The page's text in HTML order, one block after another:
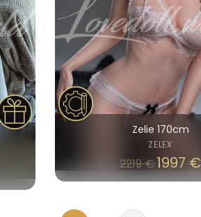
Zelie 170cm
ZELEX
2219€1997 €